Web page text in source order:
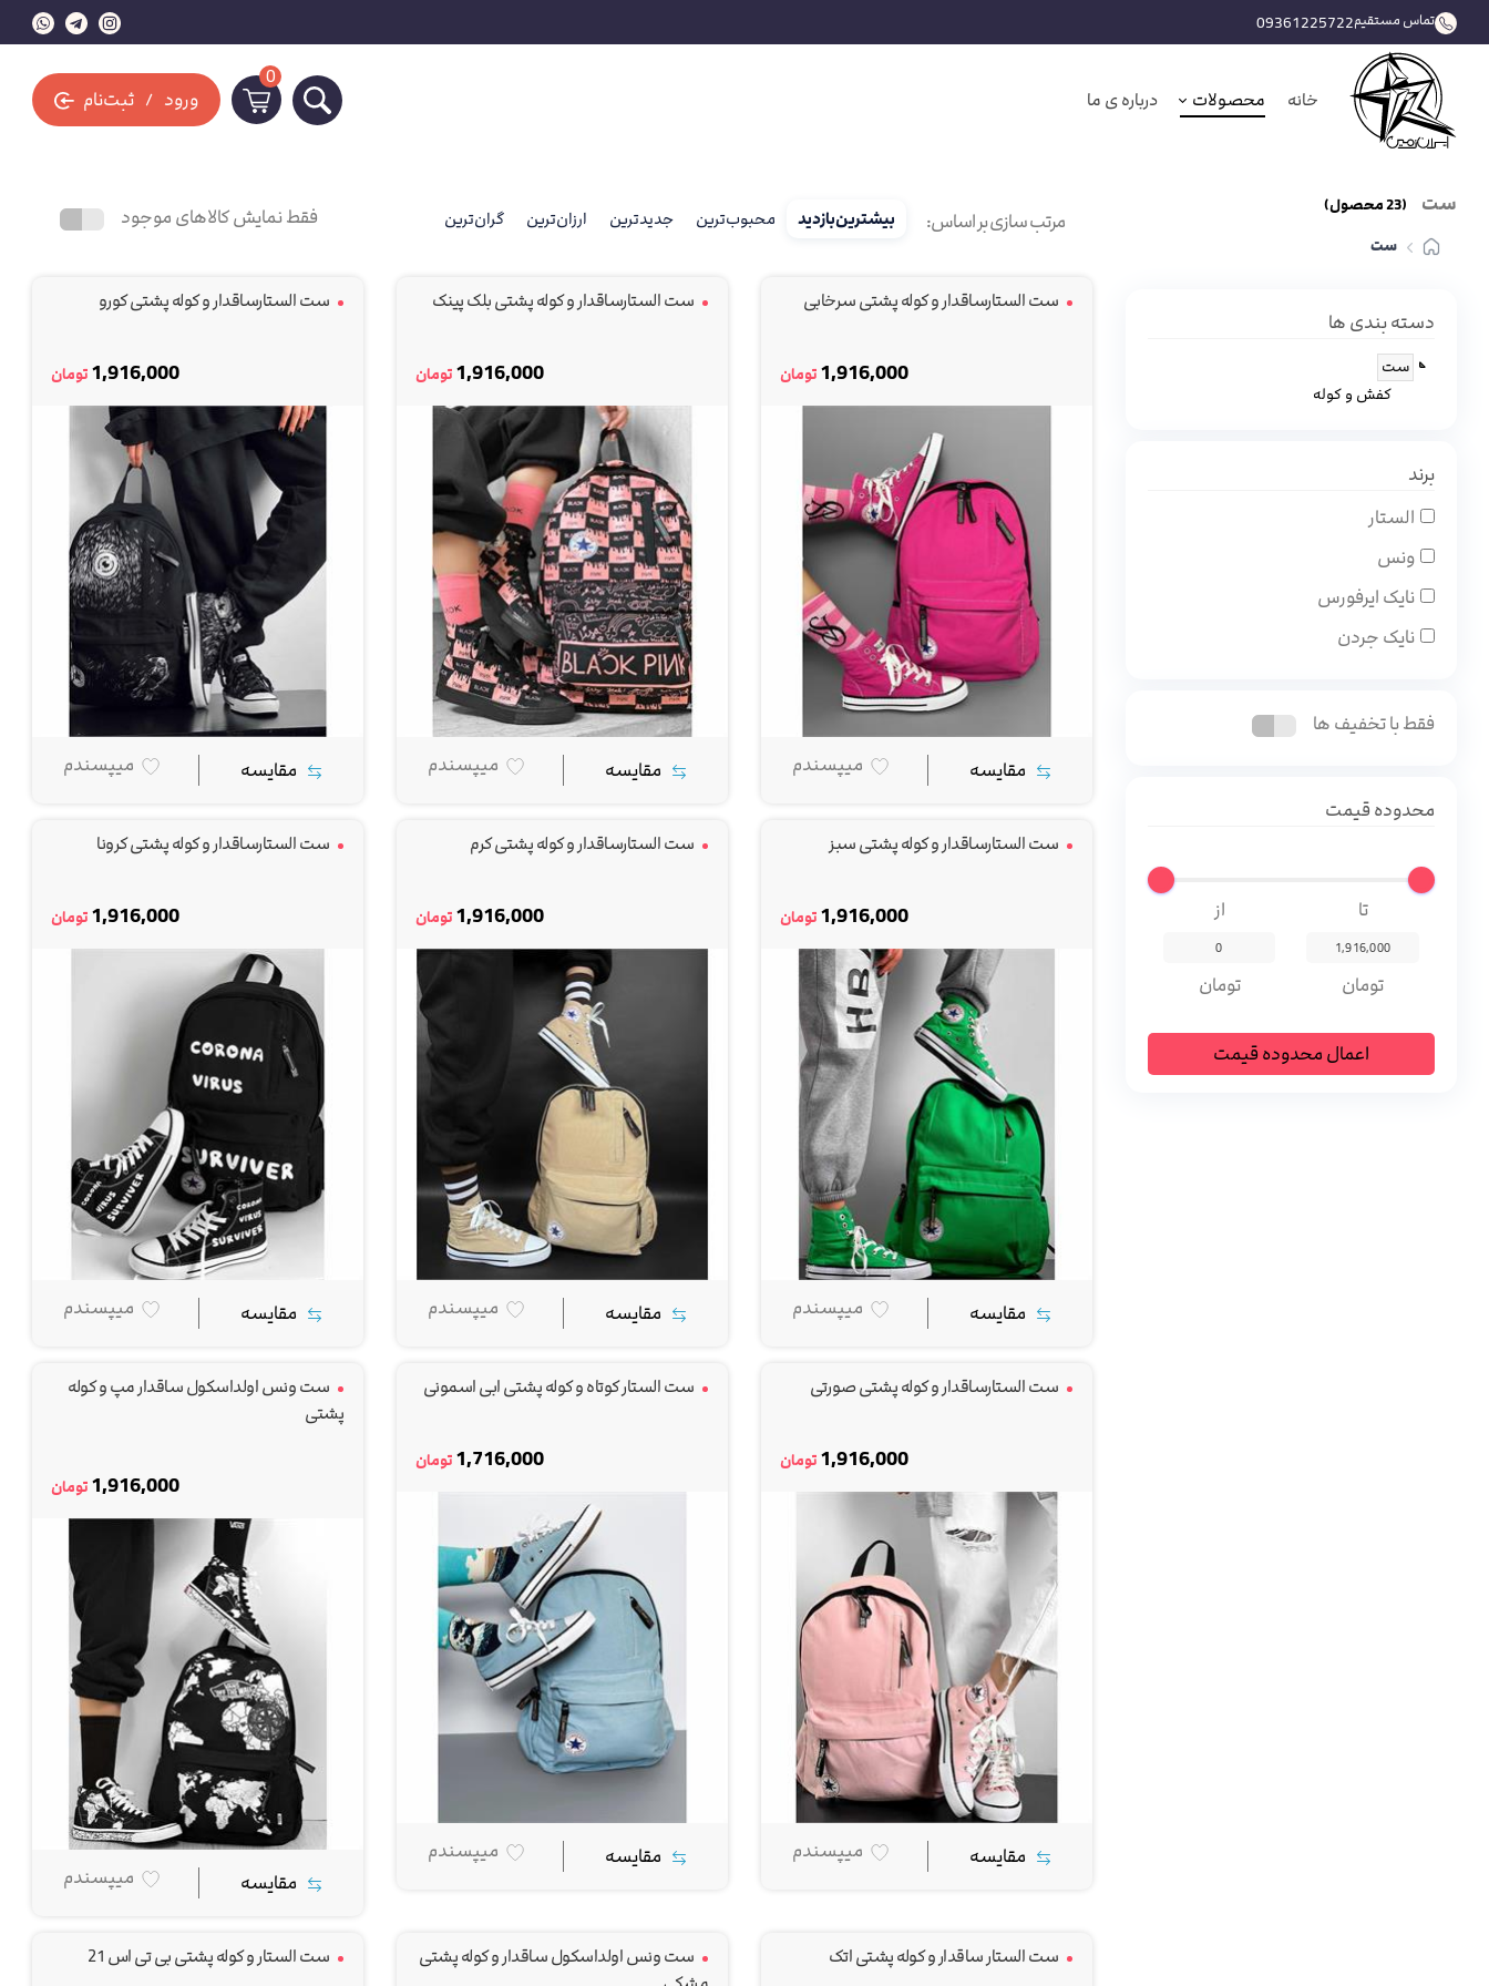
تماس مستقیم09361225722
خانه محصولات درباره ی ما
0
ثبت‌نام
ورود
ست (
23محصول)
ست
دسته بندی ها
ست
کفش و کوله
برند
الستار
ونس
نایک ایرفورس
نایک جردن
فقط با تخفیف ها
محدوده قیمت
از
تومان
تا
تومان
اعمال محدوده قیمت
مرتب سازی بر اساس: بیشترین‌بازدید محبوب‌ترین جدیدترین ارزان‌ترین گران‌ترین فقط نمایش کالاهای موجود
ست الستارساقدار و کوله پشتی سرخابی
1,916,000 تومان
مقایسه میپسندم
ست الستارساقدار و کوله پشتی بلک پینک
1,916,000 تومان
مقایسه میپسندم
ست الستارساقدار و کوله پشتی کورو
1,916,000 تومان
مقایسه میپسندم
ست الستارساقدار و کوله پشتی سبز
1,916,000 تومان
مقایسه میپسندم
ست الستارساقدار و کوله پشتی کرم
1,916,000 تومان
مقایسه میپسندم
ست الستارساقدار و کوله پشتی کرونا
1,916,000 تومان
مقایسه میپسندم
ست الستارساقدار و کوله پشتی صورتی
1,916,000 تومان
مقایسه میپسندم
ست الستار کوتاه و کوله پشتی ابی اسمونی
1,716,000 تومان
مقایسه میپسندم
ست ونس اولداسکول ساقدار مپ و کوله
پشتی
1,916,000 تومان
مقایسه میپسندم
ست الستار ساقدار و کوله پشتی اتک
ست ونس اولداسکول ساقدار و کوله پشتی
ست الستار و کوله پشتی بی تی اس 21